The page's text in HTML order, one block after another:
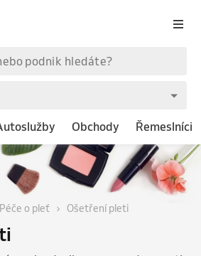
Obchody Řemeslníci
Péče o pleť Ošetření pleti